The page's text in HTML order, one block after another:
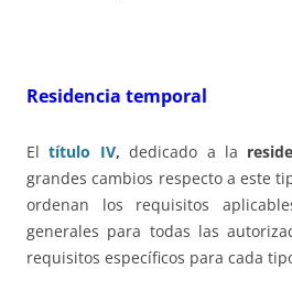
Residencia temporal
Eltítulo IV, dedicado a la
grandes cambios respecto a este
ordenan los requisitos
generales para todas las
requisitos específicos para cada